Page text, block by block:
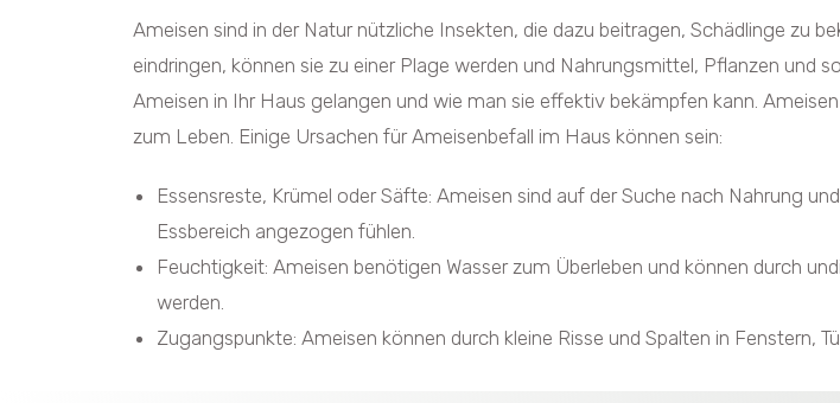
Ameisen sind in der Natur nützliche Insekten, die dazu beitragen, Schädlinge zu
eindringen, können sie zu einer Plage werden und Nahrungsmittel, Pflanzen und
Ameisen in Ihr Haus gelangen und wie man sie effektiv bekämpfen kann.
zum Leben. Einige Ursachen für Ameisenbefall im Haus können sein:
Essensreste, Krümel oder Säfte: Ameisen sind auf der Suche nach Nahrung
Essbereich angezogen fühlen.
Feuchtigkeit: Ameisen benötigen Wasser zum Überleben und können durch
werden.
Zugangspunkte: Ameisen können durch kleine Risse und Spalten in Fenstern,